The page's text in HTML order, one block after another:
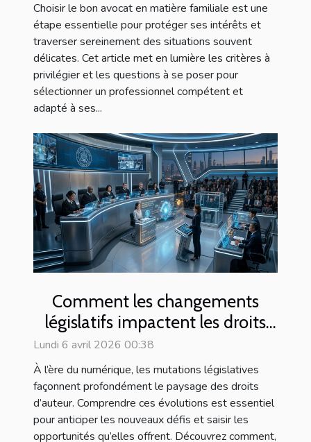
Choisir le bon avocat en matière familiale est une
étape essentielle pour protéger ses intérêts et
traverser sereinement des situations souvent
délicates. Cet article met en lumière les critères à
privilégier et les questions à se poser pour
sélectionner un professionnel compétent et
adapté à ses...
Comment les changements
législatifs impactent les droits
d'auteur en 2026 ?
Lundi 6 avril 2026 00:38
À l’ère du numérique, les mutations législatives
façonnent profondément le paysage des droits
d’auteur. Comprendre ces évolutions est essentiel
pour anticiper les nouveaux défis et saisir les
opportunités qu’elles offrent. Découvrez comment,